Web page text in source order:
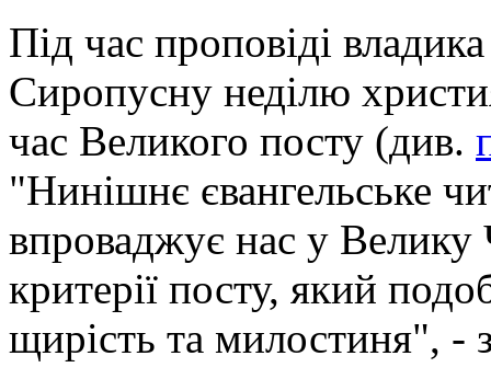
Під час проповіді
Сиропусну неділю
час Великого посту (див.
"Нинішнє євангельське
впроваджує нас у
критерії посту, який
щирість та милостиня", -